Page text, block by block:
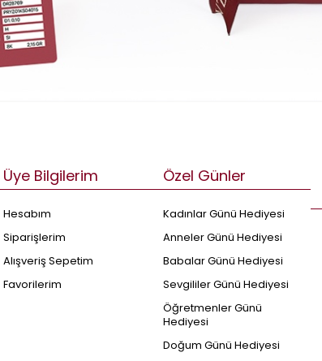
Üye Bilgilerim
Hesabım
Siparişlerim
Alışveriş Sepetim
Favorilerim
Özel Günler
Kadınlar Günü Hediyesi
Anneler Günü Hediyesi
Babalar Günü Hediyesi
Sevgililer Günü Hediyesi
Öğretmenler Günü
Hediyesi
Doğum Günü Hediyesi